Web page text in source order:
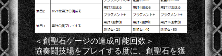
＜創聖石ゲージの達成可能回数＞
協奏闘技場をプレイする度に、創聖石を獲